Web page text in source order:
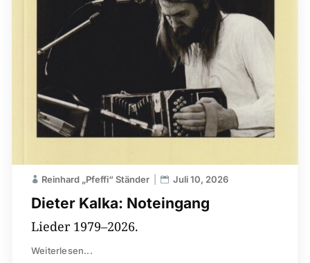
Dieter Kalka: Noteingang
Reinhard „Pfeffi“ Ständer Juli 10, 2026
Lieder 1979–2026.
Weiterlesen...